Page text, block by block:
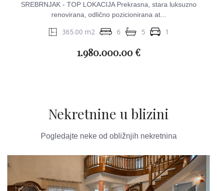
SREBRNJAK - TOP LOKACIJA Prekrasna, stara luksuzno
renovirana, odlično pozicionirana at...
365.00 m2 6 5 1
1.980.000.00 €
Nekretnine u blizini
Pogledajte neke od obližnjih nekretnina